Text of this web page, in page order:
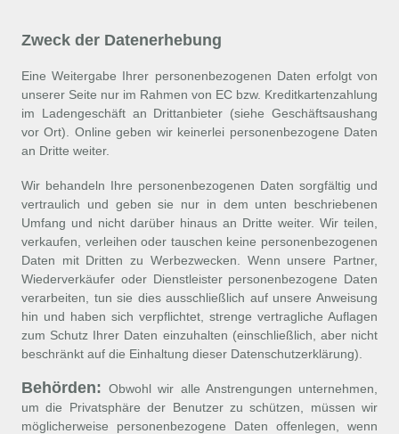
Zweck der Datenerhebung
Eine Weitergabe Ihrer personenbezogenen Daten erfolgt von
unserer Seite nur im Rahmen von EC bzw. Kreditkartenzahlung
im Ladengeschäft an Drittanbieter (siehe Geschäftsaushang
vor Ort). Online geben wir keinerlei personenbezogene Daten
an Dritte weiter.
Wir behandeln Ihre personenbezogenen Daten sorgfältig und
vertraulich und geben sie nur in dem unten beschriebenen
Umfang und nicht darüber hinaus an Dritte weiter. Wir teilen,
verkaufen, verleihen oder tauschen keine personenbezogenen
Daten mit Dritten zu Werbezwecken. Wenn unsere Partner,
Wiederverkäufer oder Dienstleister personenbezogene Daten
verarbeiten, tun sie dies ausschließlich auf unsere Anweisung
hin und haben sich verpflichtet, strenge vertragliche Auflagen
zum Schutz Ihrer Daten einzuhalten (einschließlich, aber nicht
beschränkt auf die Einhaltung dieser Datenschutzerklärung).
Behörden: Obwohl wir alle Anstrengungen unternehmen,
um die Privatsphäre der Benutzer zu schützen, müssen wir
möglicherweise personenbezogene Daten offenlegen, wenn